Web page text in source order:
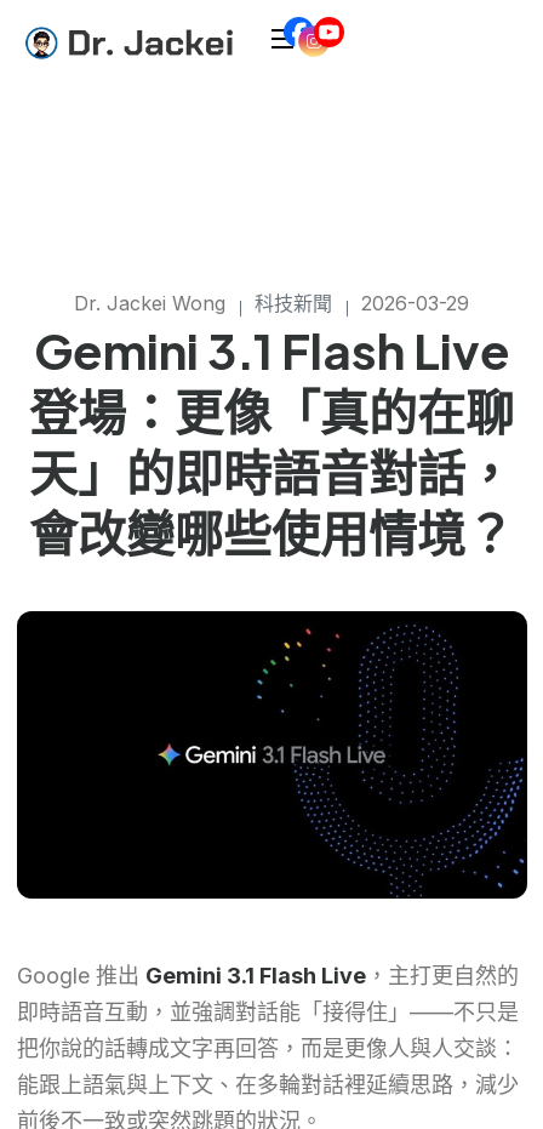
Dr. Jackei Wong 科技新聞 2026-03-29
Gemini 3.1 Flash Live
登場：更像「真的在聊
天」的即時語音對話，
會改變哪些使用情境？
Google 推出 Gemini 3.1 Flash Live，主打更自然的
即時語音互動，並強調對話能「接得住」——不只是
把你說的話轉成文字再回答，而是更像人與人交談：
能跟上語氣與上下文、在多輪對話裡延續思路，減少
前後不一致或突然跳題的狀況。